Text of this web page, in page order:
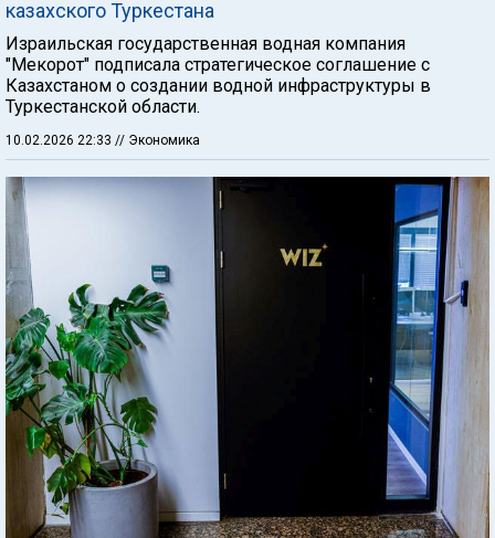
казахского Туркестана
Израильская государственная водная компания
"Мекорот" подписала стратегическое соглашение с
Казахстаном о создании водной инфраструктуры в
Туркестанской области.
10.02.2026 22:33 // Экономика